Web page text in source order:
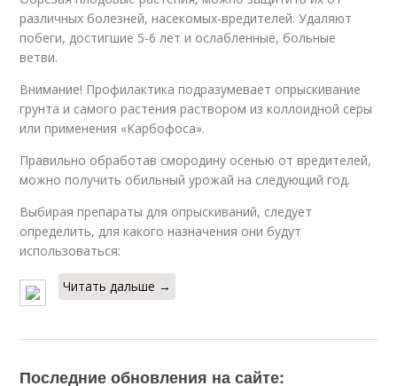
различных болезней, насекомых-вредителей. Удаляют
побеги, достигшие 5-6 лет и ослабленные, больные
ветви.
Внимание! Профилактика подразумевает опрыскивание
грунта и самого растения раствором из коллоидной серы
или применения «Карбофоса».
Правильно обработав смородину осенью от вредителей,
можно получить обильный урожай на следующий год.
Выбирая препараты для опрыскиваний, следует
определить, для какого назначения они будут
использоваться:
Читать дальше →
Последние обновления на сайте: